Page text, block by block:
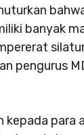
banyak
pengurus
kepada para